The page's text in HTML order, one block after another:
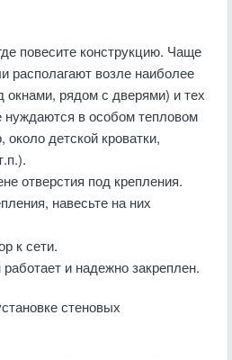
повесите конструкцию. Чаще
располагают возле наиболее
окнами, рядом с дверями) и тех
нуждаются в особом тепловом
детской кроватки,
отверстия под крепления.
навесьте на них
к сети.
и надежно закреплен.
стеновых